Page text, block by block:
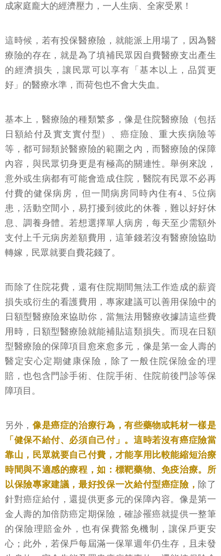
成家庭龐大的經濟壓力，一人生病、全家受累！
這時候，若有投保醫療險，就能派上用場了，因為醫
療險的存在，就是為了填補民眾因自費醫療支出產生
的經濟損失，讓民眾可以享有「基本以上，品質更
好」的醫療水準，而荷包也不會大失血。
基本上，醫療險的種類繁多，像是住院醫療險（包括
日額給付及實支實付型）、癌症險、重大疾病險等
等，都可歸類於醫療險的範圍之內，而醫療險的保障
內容，與民眾切身更是有極高的關連性。舉例來說，
意外或生病都有可能會造成住院，醫院有民眾不必再
付費的健保病房，但一間病房同時內住有4、5位病
患，活動空間小，易打擾到彼此的休養，難以好好休
息、調養身體。若想選擇單人病房，每天至少需額外
支付上千元病房差額費用，這筆錢若沒有醫療險協助
轉嫁，民眾就要自費花錢了。
而除了住院花費，還有住院期間無法工作造成的薪資
損失或衍生的看護費用，專家建議可以善用保險中的
日額型醫療險來協助你，當無法用醫療收據請這些費
用時，日額型醫療險就能補貼這類損失。而現在日額
型醫療險的保障項目愈來愈多元，像是第一金人壽的
醫定安心定期健康保險，除了一般住院保險金的理
賠，也包含門診手術、住院手術、住院前後門診等保
障項目。
另外， 像是癌症的治療行為，有些藥物或耗材一樣是
「健保不給付、必須自己付」。這時若沒有癌症險當
靠山，民眾就要自己付費，才能享用比較能縮短治療
時間與不適感的療程，如：標靶藥物、免疫治療。所
以保險專家建議，最好投保一次給付型癌症險， 除了
針對癌症給付，還提供更多元的保障內容。像是第一
金人壽的加倍防癌定期保險，確診罹癌就提供一整筆
的保險理賠金外，也有保費豁免機制，讓保戶更安
心；此外，若保戶每屆滿一保單週年仍生存，且未發